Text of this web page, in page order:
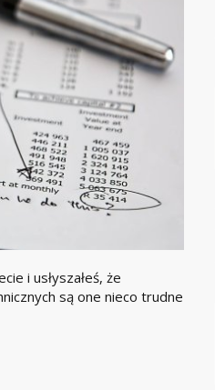
i usłyszałeś, że
są one nieco trudne